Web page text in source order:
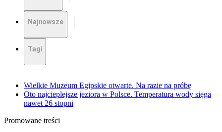
Najnowsze
Tagi
Wielkie Muzeum Egipskie otwarte. Na razie na próbę
Oto najcieplejsze jeziora w Polsce. Temperatura wody sięga
nawet 26 stopni
Promowane treści